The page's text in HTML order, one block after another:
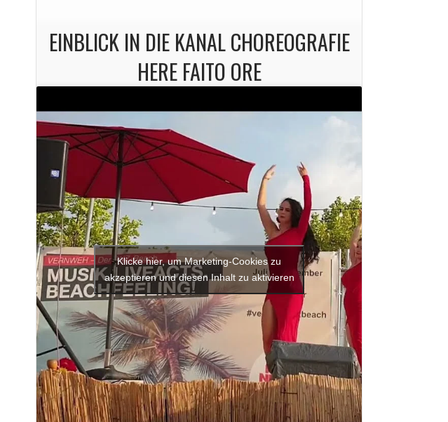
EINBLICK IN DIE KANAL CHOREOGRAFIE
HERE FAITO ORE
Klicke hier, um Marketing-Cookies zu
akzeptieren und diesen Inhalt zu aktivieren